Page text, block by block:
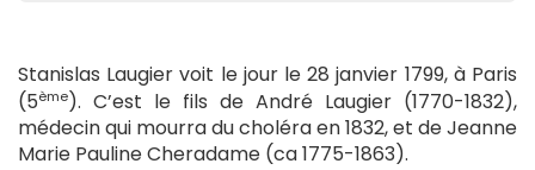
Stanislas Laugier voit le jour le 28 janvier 1799, à Paris
(5ème). C’est le fils de André Laugier (1770-1832),
médecin qui mourra du choléra en 1832, et de Jeanne
Marie Pauline Cheradame (ca 1775-1863).